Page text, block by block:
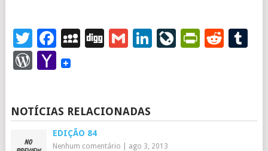
Twitter
Facebook
MySpace
DiggGmailLinkedIn
WordPress
Yahoo
NOTÍCIAS RELACIONADAS
EDIÇÃO 84
Nenhum comentário ago 3, 2013